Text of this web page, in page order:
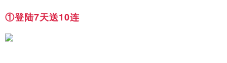
①登陆7天送10连